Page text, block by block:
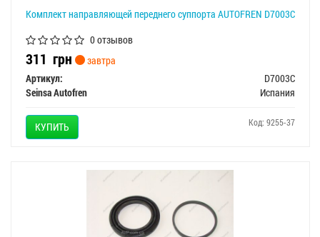
Комплект направляющей переднего суппорта AUTOFREN D7003C
0 отзывов
311 грн
завтра
Артикул:
D7003C
Seinsa Autofren
Испания
КУПИТЬ Код: 9255-37